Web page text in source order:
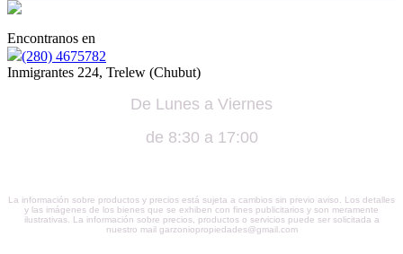
Encontranos en
(280) 4675782
Inmigrantes 224, Trelew (Chubut)
De Lunes a Viernes
de 8:30 a 17:00
La información sobre productos y precios está sujeta a cambios sin previo aviso. Los detalles
y las imágenes de los bienes que se exhiben con fines publicitarios y son meramente
ilustrativas. La información sobre precios, productos o servicios puede ser solicitada a
nuestro mail garzoniopropiedades@gmail.com